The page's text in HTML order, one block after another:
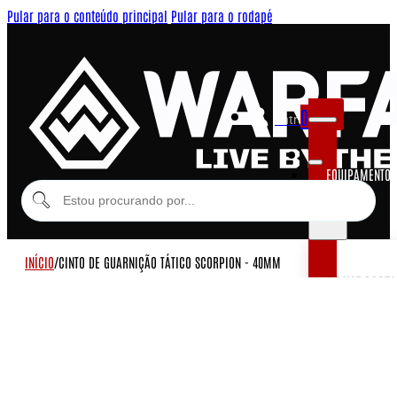
Pular para o conteúdo principal Pular para o rodapé
Entrar
0
EQUIPAMENTOS
INÍCIO/CINTO DE GUARNIÇÃO TÁTICO SCORPION - 40MM